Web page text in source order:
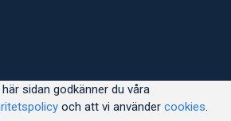
sidan godkänner du våra
och att vi använder cookies.